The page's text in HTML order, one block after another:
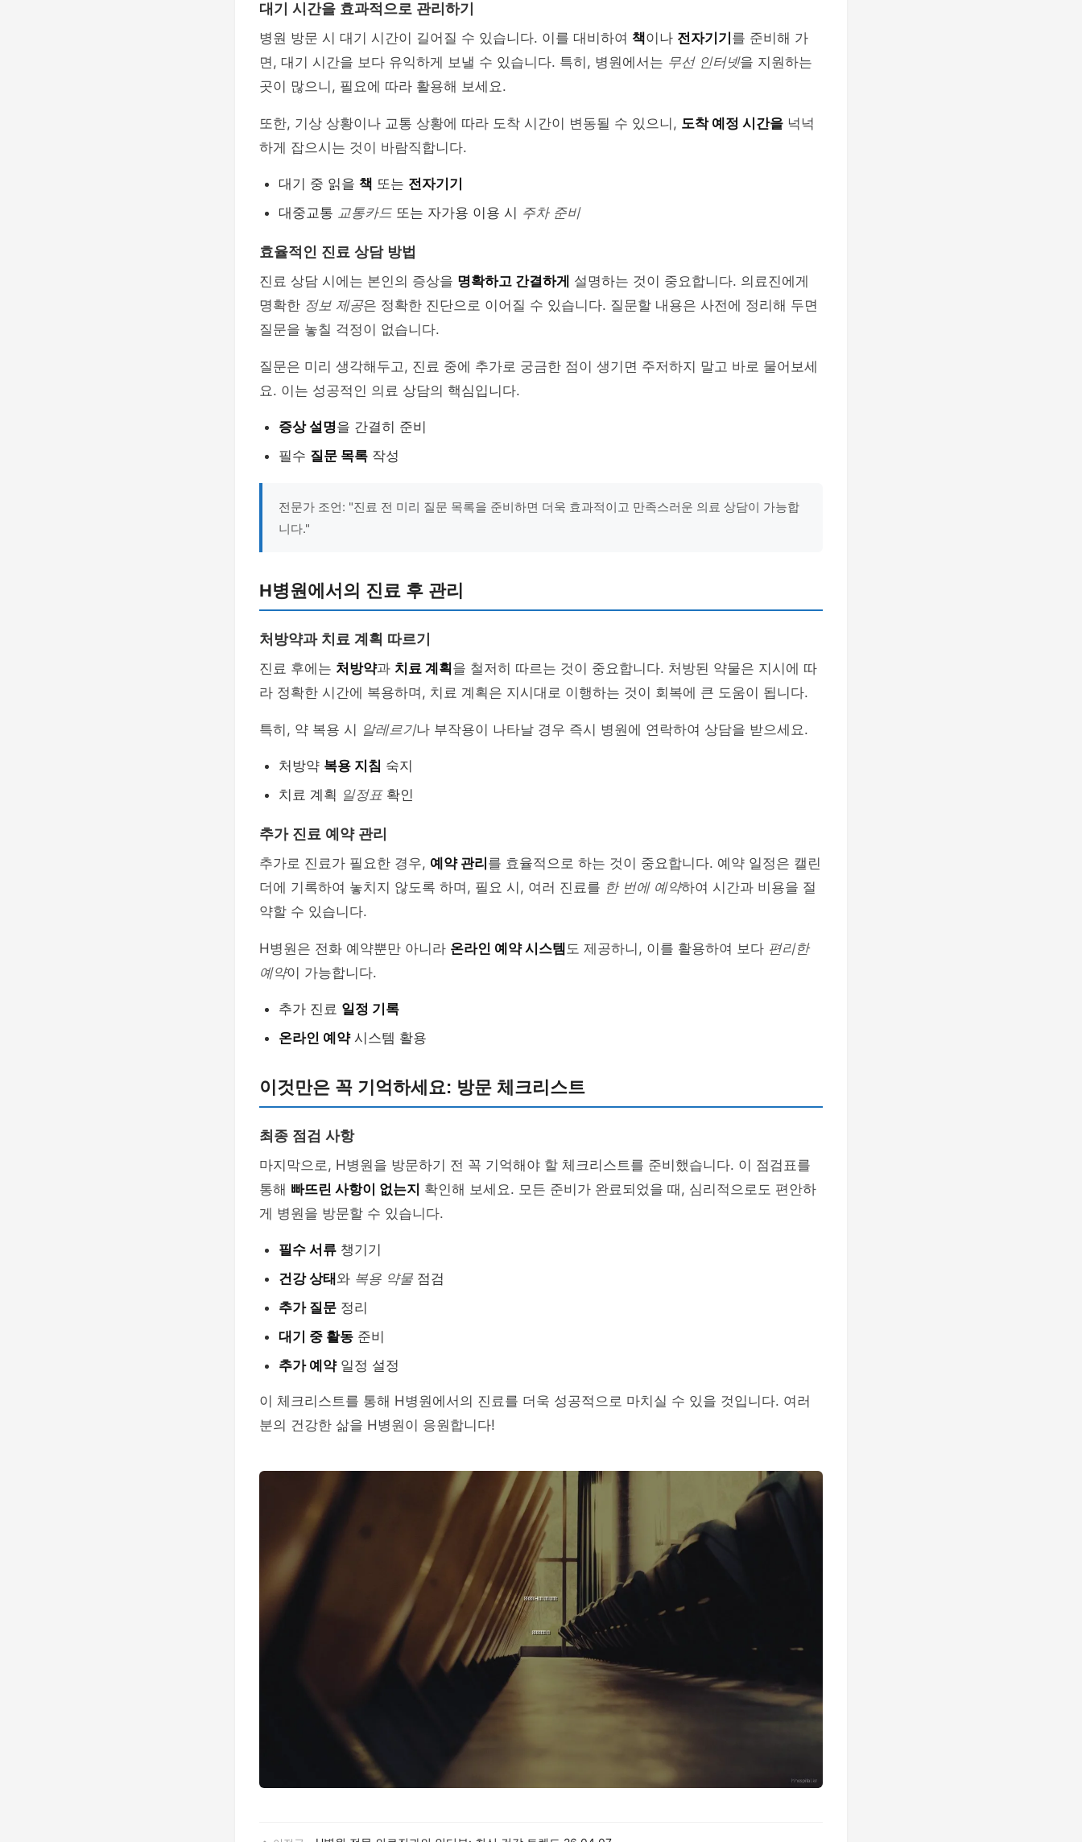
대기 시간을 효과적으로 관리하기
병원 방문 시 대기 시간이 길어질 수 있습니다. 이를 대비하여 책이나 전자기기 를 준비해 가
면, 대기 시간을 보다 유익하게 보낼 수 있습니다. 특히, 병원에서는 무선 인터넷을 지원하는
곳이 많으니, 필요에 따라 활용해 보세요.
또한, 기상 상황이나 교통 상황에 따라 도착 시간이 변동될 수 있으니, 도착 예정 시간을 넉넉
하게 잡으시는 것이 바람직합니다.
대기 중 읽을 책 또는 전자기기
대중교통 교통카드 또는 자가용 이용 시 주차 준비
효율적인 진료 상담 방법
진료 상담 시에는 본인의 증상을 명확하고 간결하게 설명하는 것이 중요합니다. 의료진에게
명확한 정보 제공은 정확한 진단으로 이어질 수 있습니다. 질문할 내용은 사전에 정리해 두면
질문을 놓칠 걱정이 없습니다.
질문은 미리 생각해두고, 진료 중에 추가로 궁금한 점이 생기면 주저하지 말고 바로 물어보세
요. 이는 성공적인 의료 상담의 핵심입니다.
증상 설명을 간결히 준비
필수 질문 목록 작성
전문가 조언: "진료 전 미리 질문 목록을 준비하면 더욱 효과적이고 만족스러운 의료 상담이 가능합
니다."
H병원에서의 진료 후 관리
처방약과 치료 계획 따르기
진료 후에는 처방약과 치료 계획 을 철저히 따르는 것이 중요합니다. 처방된 약물은 지시에 따
라 정확한 시간에 복용하며, 치료 계획은 지시대로 이행하는 것이 회복에 큰 도움이 됩니다.
특히, 약 복용 시 알레르기나 부작용이 나타날 경우 즉시 병원에 연락하여 상담을 받으세요.
처방약 복용 지침 숙지
치료 계획 일정표확인
추가 진료 예약 관리
추가로 진료가 필요한 경우, 예약 관리 를 효율적으로 하는 것이 중요합니다. 예약 일정은 캘린
더에 기록하여 놓치지 않도록 하며, 필요 시, 여러 진료를 한 번에 예약하여 시간과 비용을 절
약할 수 있습니다.
H병원은 전화 예약뿐만 아니라 온라인 예약 시스템 도 제공하니, 이를 활용하여 보다 편리한
예약이 가능합니다.
추가 진료 일정 기록
온라인 예약시스템 활용
이것만은 꼭 기억하세요: 방문 체크리스트
최종 점검 사항
마지막으로, H병원을 방문하기 전 꼭 기억해야 할 체크리스트를 준비했습니다. 이 점검표를
통해 빠뜨린 사항이 없는지 확인해 보세요. 모든 준비가 완료되었을 때, 심리적으로도 편안하
게 병원을 방문할 수 있습니다.
필수 서류 챙기기
건강 상태 와 복용 약물 점검
추가 질문 정리
대기 중 활동 준비
추가 예약일정 설정
이 체크리스트를 통해 H병원에서의 진료를 더욱 성공적으로 마치실 수 있을 것입니다. 여러
분의 건강한 삶을 H병원이 응원합니다!